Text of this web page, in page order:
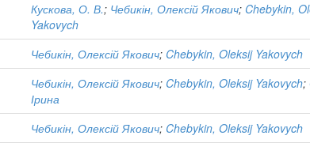
Кускова, О. В.; Чебикін, Олексій Якович; Chebykin,
Yakovych
Чебикін, Олексій Якович; Chebykin, Oleksij Yakovych
Чебикін, Олексій Якович; Chebykin, Oleksij Yakovych;
Ірина
Чебикін, Олексій Якович; Chebykin, Oleksij Yakovych